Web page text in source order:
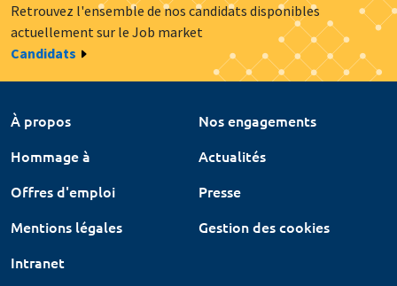
Retrouvez l'ensemble de nos candidats disponibles
actuellement sur le Job market
Candidats
À propos
Nos engagements
Hommage à
Actualités
Offres d'emploi
Presse
Mentions légales
Gestion des cookies
Intranet